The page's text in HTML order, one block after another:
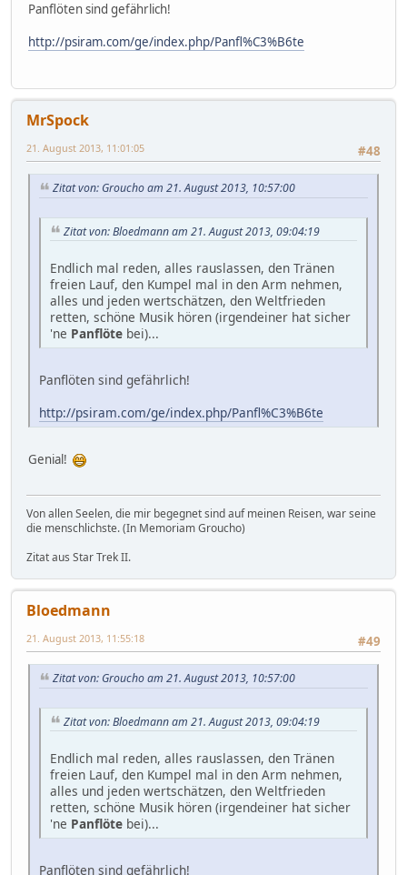
Panflöten sind gefährlich!
http://psiram.com/ge/index.php/Panfl%C3%B6te
MrSpock
#48
21. August 2013, 11:01:05
Zitat von: Groucho am 21. August 2013, 10:57:00
Zitat von: Bloedmann am 21. August 2013, 09:04:19
Endlich mal reden, alles rauslassen, den Tränen
freien Lauf, den Kumpel mal in den Arm nehmen,
alles und jeden wertschätzen, den Weltfrieden
retten, schöne Musik hören (irgendeiner hat sicher
'ne Panflöte bei)...
Panflöten sind gefährlich!
http://psiram.com/ge/index.php/Panfl%C3%B6te
Genial!
Von allen Seelen, die mir begegnet sind auf meinen Reisen, war seine
die menschlichste. (In Memoriam Groucho)
Zitat aus Star Trek II.
Bloedmann
#49
21. August 2013, 11:55:18
Zitat von: Groucho am 21. August 2013, 10:57:00
Zitat von: Bloedmann am 21. August 2013, 09:04:19
Endlich mal reden, alles rauslassen, den Tränen
freien Lauf, den Kumpel mal in den Arm nehmen,
alles und jeden wertschätzen, den Weltfrieden
retten, schöne Musik hören (irgendeiner hat sicher
'ne Panflöte bei)...
Panflöten sind gefährlich!